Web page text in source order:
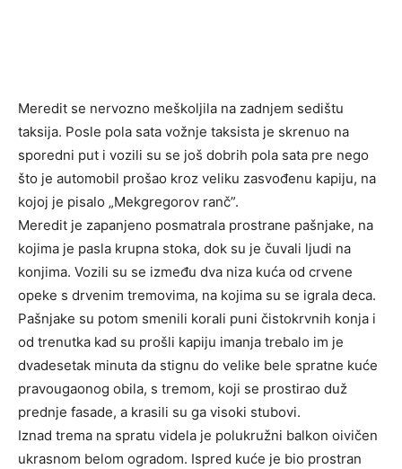
Meredit se nervozno meškoljila na zadnjem sedištu
taksija. Posle pola sata vožnje taksista je skrenuo na
sporedni put i vozili su se još dobrih pola sata pre nego
što je automobil prošao kroz veliku zasvođenu kapiju, na
kojoj je pisalo „Mekgregorov ranč”.
Meredit je zapanjeno posmatrala prostrane pašnjake, na
kojima je pasla krupna stoka, dok su je čuvali ljudi na
konjima. Vozili su se između dva niza kuća od crvene
opeke s drvenim tremovima, na kojima su se igrala deca.
Pašnjake su potom smenili korali puni čistokrvnih konja i
od trenutka kad su prošli kapiju imanja trebalo im je
dvadesetak minuta da stignu do velike bele spratne kuće
pravougaonog obila, s tremom, koji se prostirao duž
prednje fasade, a krasili su ga visoki stubovi.
Iznad trema na spratu videla je polukružni balkon oivičen
ukrasnom belom ogradom. Ispred kuće je bio prostran